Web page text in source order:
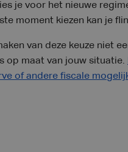
je voor het nieuwe
moment kiezen kan je
van deze keuze niet
op maat van jouw situatie.
of andere fiscale